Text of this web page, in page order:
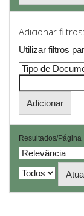
Adicionar filtros:
Utilizar filtros
Resultados/Página